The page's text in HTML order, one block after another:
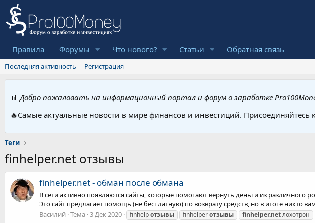
Правила Форумы Что нового? Статьи Обратная связь
Последняя активность Регистрация
📊 Добро пожаловать на информационный портал и форум о заработке
🔥Самые актуальные новости в мире финансов и инвестиций.
Теги
finhelper.net отзывы
finhelper.net - обман после обмана
В сети активно появляются сайты, которые помогают вернуть деньги из
Это сайт предлагает помощь (не бесплатную) по возврату средств, но в итоге никто
Василий Тема 3 Дек 2020 finhelpотзывы finhelperотзывы finhelper.netлохотрон